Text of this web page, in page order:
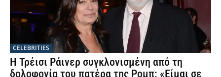
CELEBRITIES
Η Τρέισι Ράινερ συγκλονισμένη από τη
δολοφονία του πατέρα της Ρομπ: «Είμαι σε